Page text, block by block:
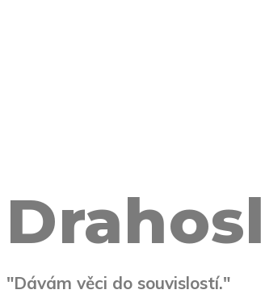
"Dávám věci do souvislostí."